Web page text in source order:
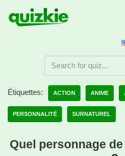
Aller
Étiquettes: ACTION ANIME
PERSONNALITÉ SURNATUREL
Quel personnage de